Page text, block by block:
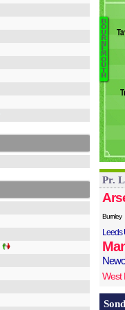
B
O
U
R
N
E
M
O
U
T
H
Pr.
Burnley
Leeds
West